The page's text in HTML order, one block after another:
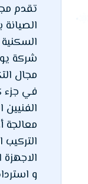
تقدم
السكنية
شركة
مجال
في جزء
التركيب
و